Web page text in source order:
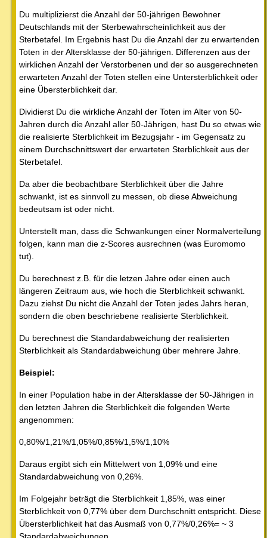
Du multiplizierst die Anzahl der 50-jährigen Bewohner
Deutschlands mit der Sterbewahrscheinlichkeit aus der
Sterbetafel. Im Ergebnis hast Du die Anzahl der zu erwartenden
Toten in der Altersklasse der 50-jährigen. Differenzen aus der
wirklichen Anzahl der Verstorbenen und der so ausgerechneten
erwarteten Anzahl der Toten stellen eine Untersterblichkeit oder
eine Übersterblichkeit dar.
Dividierst Du die wirkliche Anzahl der Toten im Alter von 50-
Jahren durch die Anzahl aller 50-Jährigen, hast Du so etwas wie
die realisierte Sterblichkeit im Bezugsjahr - im Gegensatz zu
einem Durchschnittswert der erwarteten Sterblichkeit aus der
Sterbetafel.
Da aber die beobachtbare Sterblichkeit über die Jahre
schwankt, ist es sinnvoll zu messen, ob diese Abweichung
bedeutsam ist oder nicht.
Unterstellt man, dass die Schwankungen einer Normalverteilung
folgen, kann man die z-Scores ausrechnen (was Euromomo
tut).
Du berechnest z.B. für die letzen Jahre oder einen auch
längeren Zeitraum aus, wie hoch die Sterblichkeit schwankt.
Dazu ziehst Du nicht die Anzahl der Toten jedes Jahrs heran,
sondern die oben beschriebene realisierte Sterblichkeit.
Du berechnest die Standardabweichung der realisierten
Sterblichkeit als Standardabweichung über mehrere Jahre.
Beispiel:
In einer Population habe in der Altersklasse der 50-Jährigen in
den letzten Jahren die Sterblichkeit die folgenden Werte
angenommen:
0,80%/1,21%/1,05%/0,85%/1,5%/1,10%
Daraus ergibt sich ein Mittelwert von 1,09% und eine
Standardabweichung von 0,26%.
Im Folgejahr beträgt die Sterblichkeit 1,85%, was einer
Sterblichkeit von 0,77% über dem Durchschnitt entspricht. Diese
Übersterblichkeit hat das Ausmaß von 0,77%/0,26%= ~ 3